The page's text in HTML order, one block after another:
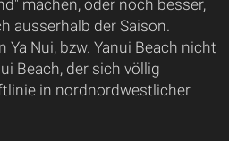
machen, oder noch besser,
ausserhalb der Saison.
Ya Nui, bzw. Yanui Beach nicht
Beach, der sich völlig
in nordnordwestlicher